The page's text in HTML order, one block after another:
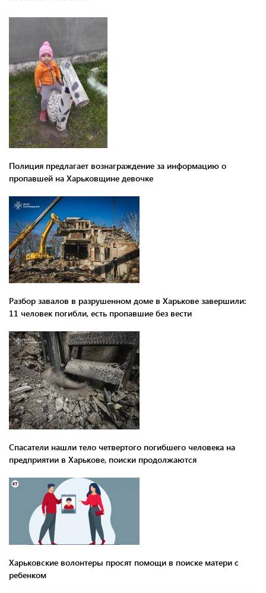
Полиция предлагает вознаграждение за информацию о
пропавшей на Харьковщине девочке
Разбор завалов в разрушенном доме в Харькове завершили:
11 человек погибли, есть пропавшие без вести
Спасатели нашли тело четвертого погибшего человека на
предприятии в Харькове, поиски продолжаются
Харьковские волонтеры просят помощи в поиске матери с
ребенком